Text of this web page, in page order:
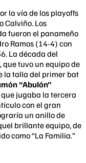
la vía de los playoffs
Calviño. Los
fueron el panameño
Ramos (14-4) con
La década del
tuvo un equipo de
la talla del primer bat
“Abulón”
que jugaba la tercera
con el gran
un anillo de
brillante equipo, de
como “La Familia.”